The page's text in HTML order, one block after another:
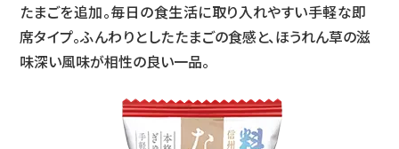
たまごを追加。毎日の食生活に取り入れやすい手軽な即
席タイプ。ふんわりとしたたまごの食感と、ほうれん草の滋
味深い風味が相性の良い一品。